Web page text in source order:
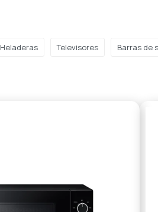
Heladeras Televisores Barras de